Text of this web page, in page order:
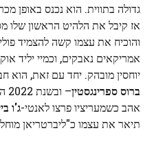
והוכיח את עצמו קשה להצמיד
אמריקאים נאבקים, וכמיי יליד
יוחסין מובהק. יחד עם זאת, הוא
ברוס ספרינגסטין– ובשנת 2022 הוא אמר ל
אהב כשמעריציו פרצו לאנטי-ג'ו
תיאר את עצמו כ"ליברטריאן